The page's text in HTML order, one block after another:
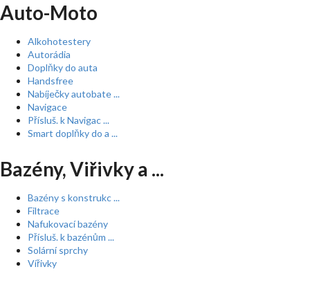
Auto-Moto
Alkohotestery
Autorádia
Doplňky do auta
Handsfree
Nabíječky autobate ...
Navigace
Přísluš. k Navigac ...
Smart doplňky do a ...
Bazény, Viřivky a ...
Bazény s konstrukc ...
Filtrace
Nafukovací bazény
Přísluš. k bazénům ...
Solární sprchy
Vířivky